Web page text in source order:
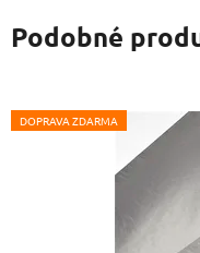
Podobné
DOPRAVA ZDARMA